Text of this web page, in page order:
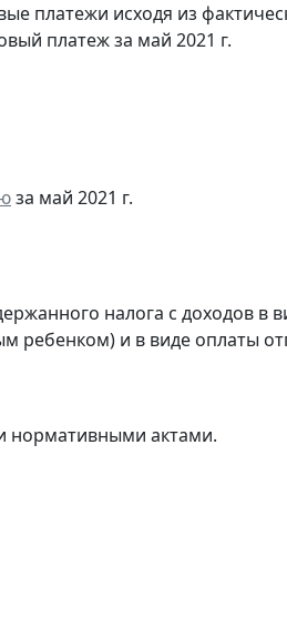
платежи исходя из
платеж за май 2021 г.
за май 2021 г.
налога с доходов в
ребенком) и в виде оплаты
нормативными актами.